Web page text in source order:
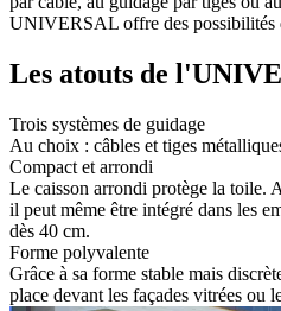
UNIVERSAL offre des possibilités
Les atouts de
Trois systèmes de guidage
Au choix : câbles et tiges
Compact et arrondi
Le caisson arrondi protège la toile.
il peut même être intégré dans les
dès 40 cm.
Forme polyvalente
Grâce à sa forme stable mais
place devant les façades vitrées ou